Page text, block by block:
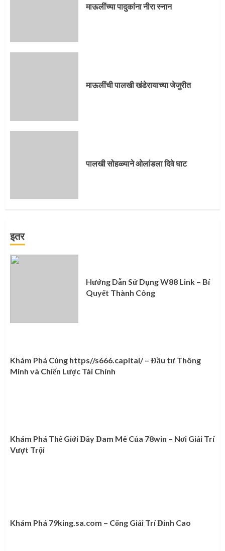
माऊलींच्या पादुकांना नीरा स्नान
माऊलींची पालखी खंडेरायाच्या जेजुरीत
पालखी सोहळ्याने ओलांडला दिवे घाट
इतर
Hướng Dẫn Sử Dụng W88 Link – Bí
Quyết Thành Công
Khám Phá Cùng https//s666.capital/ – Đầu tư Thông
Minh và Chiến Lược Tài Chính
Khám Phá Thế Giới Đầy Đam Mê Của 78win – Nơi Giải Trí
Vượt Trội
Khám Phá 79king.sa.com – Cổng Giải Trí Đỉnh Cao